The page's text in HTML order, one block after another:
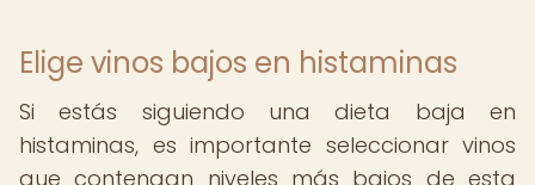
Elige vinos bajos en histaminas
Si estás siguiendo una dieta baja en
histaminas, es importante seleccionar vinos
que contengan niveles más bajos de esta